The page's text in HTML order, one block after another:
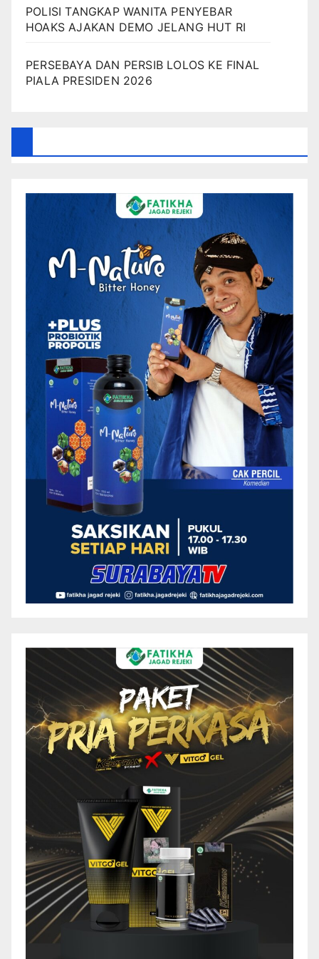
POLISI TANGKAP WANITA PENYEBAR
HOAKS AJAKAN DEMO JELANG HUT RI
PERSEBAYA DAN PERSIB LOLOS KE FINAL
PIALA PRESIDEN 2026